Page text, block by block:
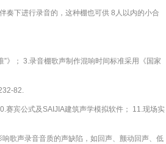
奏下进行录音的，这种棚也可供 8人以内的小合
》； 3.录音棚歌声制作混响时间标准采用《国家
82.
赛宾公式及SAIJIA建筑声学模拟软件； 11.现场实
歌声录音音质的声缺陷，如回声、颤动回声、低